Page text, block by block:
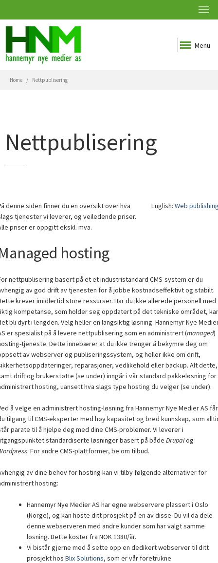
Menu
Home Nettpublisering
Nettpublisering
English: Web
denne siden finner du en oversikt over hva
tjenester vi leverer, og veiledende priser.
priser er oppgitt ekskl. mva.
hosting
nettpublisering basert på et et industristandard CMS-system er du
av god drift av tjenesten for å jobbe kostnadseffektivt og stabilt.
krever imidlertid store ressurser. Har du ikke allerede personell med
kompetanse, som holder seg oppdatert på det tekniske området,
bli dyrt i lengden. Velg heller en langsiktig løsning. Hannemyr Nye
er spesialist på å levere nettpublisering som en administrert (managed)
tjeneste. Dette innebærer at du ikke trenger å bekymre deg om
av webserver og publiseringssystem, og heller ikke om drift,
reparasjoner, vedlikehold eller backup. Alt dette,
drift og brukerstøtte (se under) inngår i vår standard pakkeløsning for
hosting, uansett hva slags type hosting du velger (se under).
å velge en administrert hosting-løsning fra Hannemyr Nye Medier AS får
tilgang til CMS-eksperter med høy kapasitet og bred kunnskap, som
parate til å hjelpe deg med dine CMS-problemer. Vi leverer i
standardiserte løsninger basert på både Drupalog
. For andre CMS-plattformer, be om tilbud.
av dine behov for hosting kan vi tilby følgende alternativer for
hosting:
Hannemyr Nye Medier AS har egne webservere plassert i Oslo
(Norge), og kan hoste ditt prosjekt på en av disse. Du vil da dele
denne webserveren med andre kunder som har valgt samme
løsning. Dette koster fra NOK 1380/år.
Vi bistår gjerne med å sette opp en dedikert webserver til ditt
prosjekt hos Blix Solutions, som er vår foretrukne